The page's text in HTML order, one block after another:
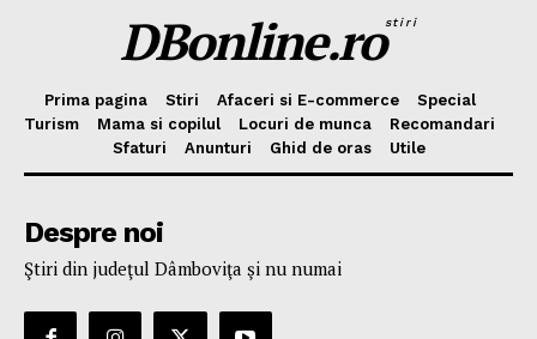
DBonline.rostiri
Prima pagina Stiri Afaceri si E-commerce
Special
Turism
Mama si copilul Locuri de munca
Recomandari
Sfaturi
Anunturi Ghid de oras Utile
Despre noi
Ştiri din judeţul Dâmboviţa şi nu numai